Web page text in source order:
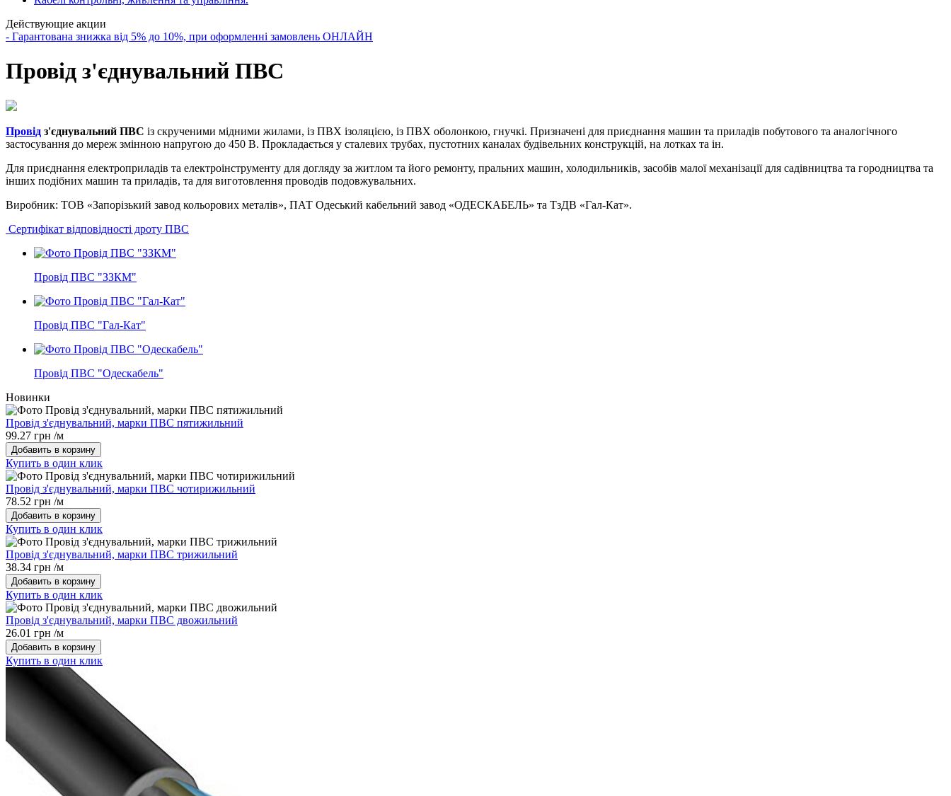
Действующие акции
- Гарантована знижка від 5% до 10%, при оформленні замовлень ОНЛАЙН
Провід з'єднувальний ПВС
Провід з'єднувальний ПВС із скрученими мідними жилами, із ПВХ ізоляцією, із ПВХ оболонкою, гнучкі. Призначені для приєднання машин та приладів побутового та аналогічного
застосування до мереж змінною напругою до 450 В. Прокладається у сталевих трубах, пустотних каналах будівельних конструкцій, на лотках та ін.
Для приєднання електроприладів та електроінструменту для догляду за житлом та його ремонту, пральних машин, холодильників, засобів малої механізації для садівництва та городництва та
інших подібних машин та приладів, та для виготовлення проводів подовжувальних.
Виробник: ТОВ «Запорізький завод кольорових металів», ПАТ Одеський кабельний завод «ОДЕСКАБЕЛЬ» та ТзДВ «Гал-Кат».
Сертифікат відповідності дроту ПВС
Провід ПВС "ЗЗКМ"
Провід ПВС "Гал-Кат"
Провід ПВС "Одескабель"
Новинки
Провід з'єднувальний, марки ПВC пятижильний
99.27 грн /м
Добавить в корзину
Купить в один клик
Провід з'єднувальний, марки ПВC чотирижильний
78.52 грн /м
Добавить в корзину
Купить в один клик
Провід з'єднувальний, марки ПВC трижильний
38.34 грн /м
Добавить в корзину
Купить в один клик
Провід з'єднувальний, марки ПВC двожильний
26.01 грн /м
Добавить в корзину
Купить в один клик